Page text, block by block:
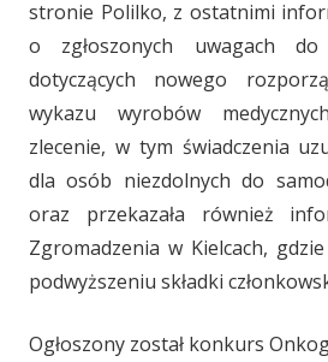
stronie Polilko, z ostatnimi
o zgłoszonych uwagach
dotyczących nowego
wykazu wyrobów
zlecenie, w tym świadczenia
dla osób niezdolnych do
oraz przekazała również
Zgromadzenia w Kielcach,
podwyższeniu składki
Ogłoszony został konkurs